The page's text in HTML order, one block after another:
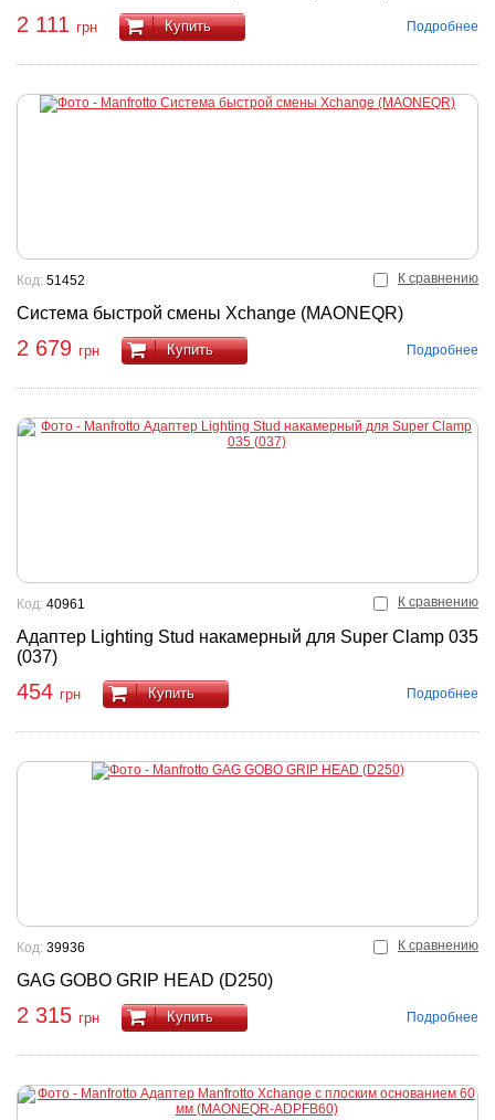
2 111 грн Купить Подробнее
К сравнению
Система быстрой смены Xchange (MAONEQR)
Код: 51452
2 679 грн Купить Подробнее
К сравнению
Адаптер Lighting Stud накамерный для Super Clamp 035
(037)
Код: 40961
454 грн Купить Подробнее
К сравнению
GAG GOBO GRIP HEAD (D250)
Код: 39936
2 315 грн Купить Подробнее